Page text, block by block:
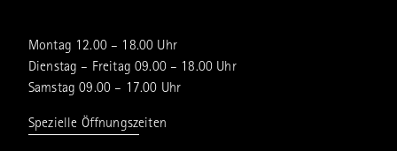
Montag 12.00 – 18.00 Uhr
Dienstag – Freitag 09.00 – 18.00 Uhr
Samstag 09.00 – 17.00 Uhr
Spezielle Öffnungszeiten